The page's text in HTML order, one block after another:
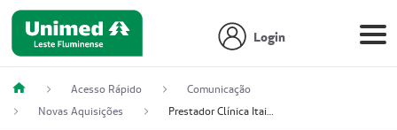
Login
Acesso Rápido
Comunicação
Novas Aquisições
Prestador Clínica Itaipú Ltda (51004348-2)